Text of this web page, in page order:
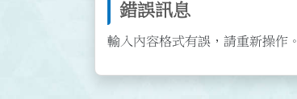
錯誤訊息
輸入內容格式有誤，請重新操作。